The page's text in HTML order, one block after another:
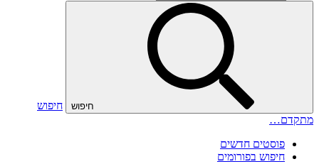
חיפוש
חיפוש
מתקדם…
פוסטים חדשים
חיפוש בפורומים